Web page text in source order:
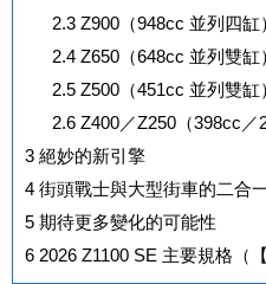
2.3Z900（948cc 並列四缸
2.4Z650（648cc 並列雙缸
2.5Z500（451cc 並列雙缸
2.6Z400／Z250（398cc／
3 絕妙的新引擎
4 街頭戰士與大型街車的二合
5 期待更多變化的可能性
6 2026 Z1100 SE 主要規格（